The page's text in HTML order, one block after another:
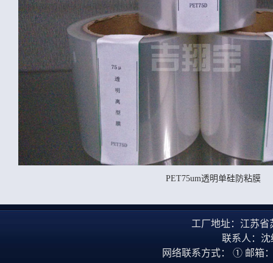
PET75um透明单硅防粘膜
工厂地址：江苏省
联系人：沈
网络联系方式： ① 邮箱